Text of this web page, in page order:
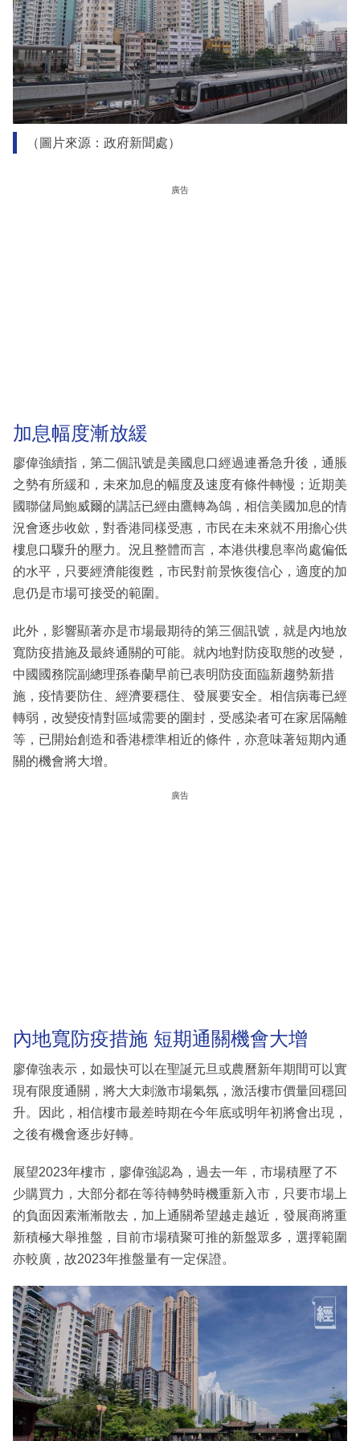
（圖片來源：政府新聞處）
廣告
加息幅度漸放緩
廖偉強續指，第二個訊號是美國息口經過連番急升後，通脹
之勢有所緩和，未來加息的幅度及速度有條件轉慢；近期美
國聯儲局鮑威爾的講話已經由鷹轉為鴿，相信美國加息的情
況會逐步收歛，對香港同樣受惠，市民在未來就不用擔心供
樓息口驟升的壓力。況且整體而言，本港供樓息率尚處偏低
的水平，只要經濟能復甦，市民對前景恢復信心，適度的加
息仍是市場可接受的範圍。
此外，影響顯著亦是市場最期待的第三個訊號，就是內地放
寬防疫措施及最終通關的可能。就內地對防疫取態的改變，
中國國務院副總理孫春蘭早前已表明防疫面臨新趨勢新措
施，疫情要防住、經濟要穩住、發展要安全。相信病毒已經
轉弱，改變疫情對區域需要的圍封，受感染者可在家居隔離
等，已開始創造和香港標準相近的條件，亦意味著短期內通
關的機會將大增。
廣告
內地寬防疫措施 短期通關機會大增
廖偉強表示，如最快可以在聖誕元旦或農曆新年期間可以實
現有限度通關，將大大刺激市場氣氛，激活樓市價量回穩回
升。因此，相信樓市最差時期在今年底或明年初將會出現，
之後有機會逐步好轉。
展望2023年樓市，廖偉強認為，過去一年，市場積壓了不
少購買力，大部分都在等待轉勢時機重新入市，只要市場上
的負面因素漸漸散去，加上通關希望越走越近，發展商將重
新積極大舉推盤，目前市場積聚可推的新盤眾多，選擇範圍
亦較廣，故2023年推盤量有一定保證。